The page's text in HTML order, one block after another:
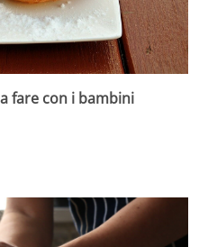
fare con i bambini